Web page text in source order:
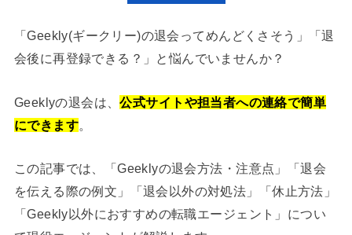
「Geekly(ギークリー)の退会ってめんどくさそう」「退
会後に再登録できる？」と悩んでいませんか？
Geeklyの退会は、公式サイトや担当者への連絡で簡単
にできます。
この記事では、「Geeklyの退会方法・注意点」「退会
を伝える際の例文」「退会以外の対処法」「休止方法」
「Geekly以外におすすめの転職エージェント」につい